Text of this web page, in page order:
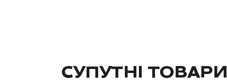
СУПУТНІ ТОВАРИ